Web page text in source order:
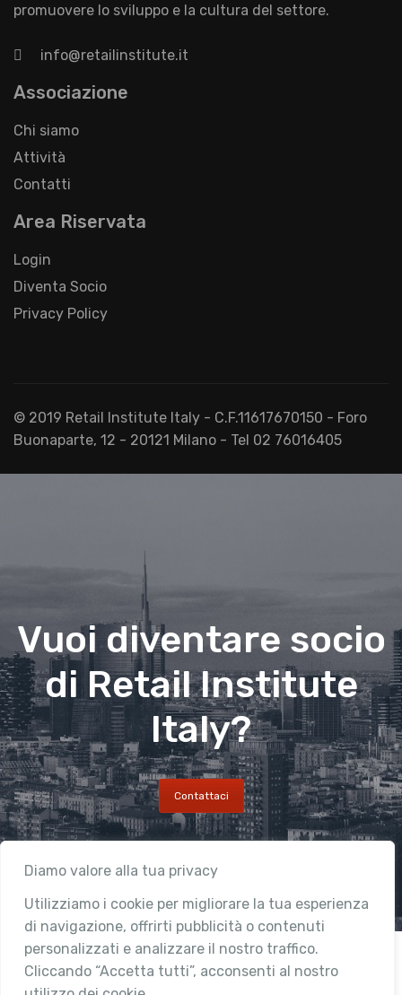
Diamo valore alla tua privacy
Utilizziamo i cookie per migliorare la tua esperienza
di navigazione, offrirti pubblicità o contenuti
personalizzati e analizzare il nostro traffico.
Cliccando “Accetta tutti”, acconsenti al nostro
promuovere lo sviluppo e la cultura del settore.
info@retailinstitute.it
Associazione
Chi siamo
Attività
Contatti
Area Riservata
Login
Diventa Socio
Privacy Policy
© 2019 Retail Institute Italy - C.F.11617670150 - Foro
Buonaparte, 12 - 20121 Milano - Tel 02 76016405
Vuoi diventare socio
di Retail Institute
Italy?
Contattaci